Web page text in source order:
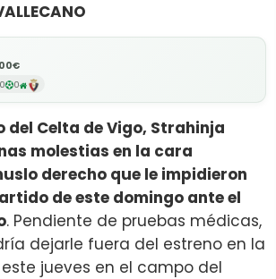
0 0
del Celta de Vigo, Strahinja
molestias en la cara
derecho que le impidieron
de este domingo ante el
. Pendiente de pruebas médicas,
dejarle fuera del estreno en la
este jueves en el campo del